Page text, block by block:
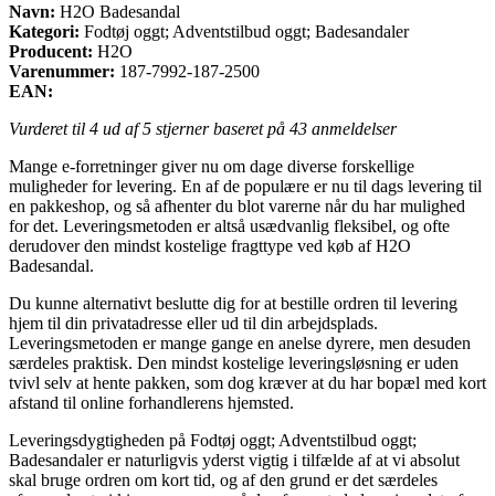
Navn: H2O Badesandal
Kategori: Fodtøj oggt; Adventstilbud oggt; Badesandaler
Producent: H2O
Varenummer: 187-7992-187-2500
EAN:
Vurderet til 4 ud af 5 stjerner baseret på 43 anmeldelser
Mange e-forretninger giver nu om dage diverse forskellige
muligheder for levering. En af de populære er nu til dags levering til
en pakkeshop, og så afhenter du blot varerne når du har mulighed
for det. Leveringsmetoden er altså usædvanlig fleksibel, og ofte
derudover den mindst kostelige fragttype ved køb af H2O
Badesandal.
Du kunne alternativt beslutte dig for at bestille ordren til levering
hjem til din privatadresse eller ud til din arbejdsplads.
Leveringsmetoden er mange gange en anelse dyrere, men desuden
særdeles praktisk. Den mindst kostelige leveringsløsning er uden
tvivl selv at hente pakken, som dog kræver at du har bopæl med kort
afstand til online forhandlerens hjemsted.
Leveringsdygtigheden på Fodtøj oggt; Adventstilbud oggt;
Badesandaler er naturligvis yderst vigtig i tilfælde af at vi absolut
skal bruge ordren om kort tid, og af den grund er det særdeles